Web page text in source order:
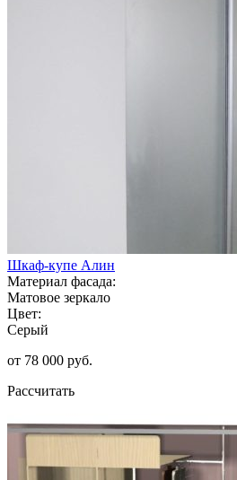
Шкаф-купе Алин
Материал фасада:
Матовое зеркало
Цвет:
Серый
от 78 000 руб.
Рассчитать